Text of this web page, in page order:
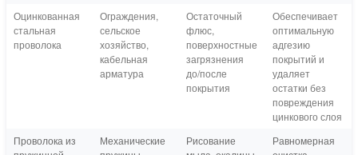
Оцинкованная
стальная
проволока
Ограждения,
сельское
хозяйство,
кабельная
арматура
Остаточный
флюс,
поверхностные
загрязнения
до/после
покрытия
Обеспечивает
оптимальную
адгезию
покрытий и
удаляет
остатки без
повреждения
цинкового слоя
Проволока из
Механические
Рисование
Равномерная